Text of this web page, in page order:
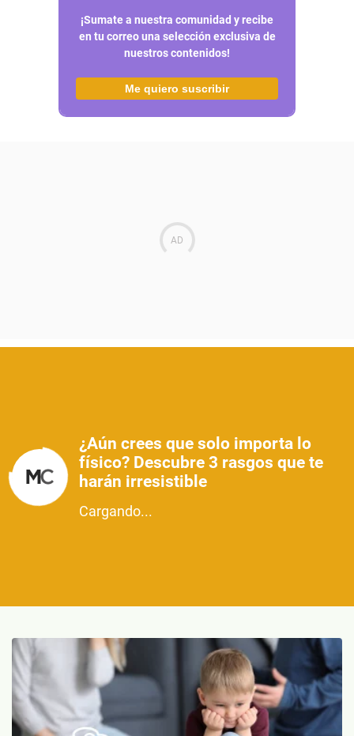
¡Sumate a nuestra comunidad y recibe
en tu correo una selección exclusiva de
nuestros contenidos!
Me quiero suscribir
¿Aún crees que solo importa lo
físico? Descubre 3 rasgos que te
harán irresistible
Cargando...